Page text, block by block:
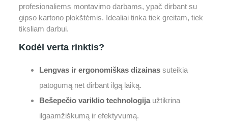
profesionaliems montavimo darbams, ypač dirbant su
gipso kartono plokštėmis. Idealiai tinka tiek greitam, tiek
tiksliam darbui.
Kodėl verta rinktis?
Lengvas ir ergonomiškas dizainas suteikia
patogumą net dirbant ilgą laiką.
Bešepečio variklio technologija užtikrina
ilgaamžiškumą ir efektyvumą.